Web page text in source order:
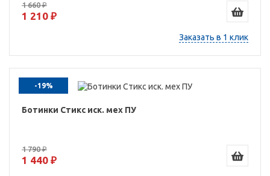
1 660 ₽
1 210 ₽
Заказать в 1 клик
-19%
Ботинки Стикс иск. мех ПУ
1 790 ₽
1 440 ₽